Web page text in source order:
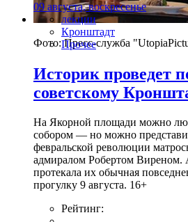
Фото: Пресс-служба
09 августа, воскресенье
лекции
Кронштадт
Прочее
Историк проведет
советскому
На Якорной площади можно
собором — но можно
февральской революции
адмиралом Робертом
протекала их обычная
прогулку 9 августа. 16+
Рейтинг: